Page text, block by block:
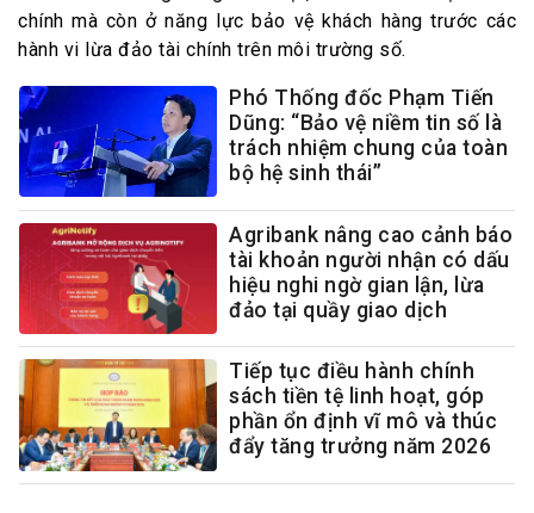
chính mà còn ở năng lực bảo vệ khách hàng trước các
hành vi lừa đảo tài chính trên môi trường số.
Phó Thống đốc Phạm Tiến
Dũng: “Bảo vệ niềm tin số là
trách nhiệm chung của toàn
bộ hệ sinh thái”
Agribank nâng cao cảnh báo
tài khoản người nhận có dấu
hiệu nghi ngờ gian lận, lừa
đảo tại quầy giao dịch
Tiếp tục điều hành chính
sách tiền tệ linh hoạt, góp
phần ổn định vĩ mô và thúc
đẩy tăng trưởng năm 2026